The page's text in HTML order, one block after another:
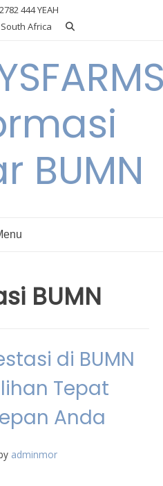
444 YEAH
Africa
BUMN
BUMN
di BUMN
Tepat
Anda
adminmor